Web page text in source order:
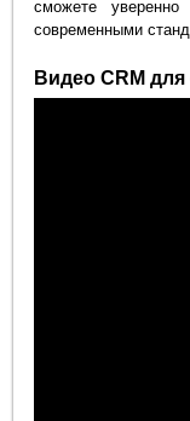
сможете
современными
Видео CRM